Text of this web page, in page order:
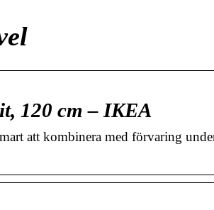
120 cm – IKEA
att kombinera med förvaring